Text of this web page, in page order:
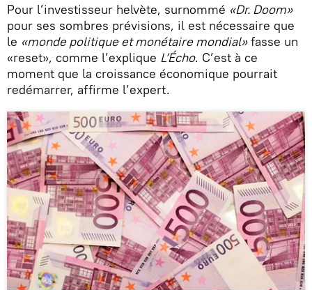
​Pour l’investisseur helvète, surnommé «Dr. Doom»
pour ses sombres prévisions, il est nécessaire que
le «monde politique et monétaire mondial»fasse un
«reset», comme l’explique L’Écho. C’est à ce
moment que la croissance économique pourrait
redémarrer, affirme l’expert.